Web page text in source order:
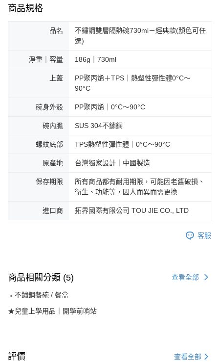
商品規格
品名
不鏽鋼雙層隔熱碗730ml－經典款(顏色可任
選)
淨重｜容量 186g｜730ml
上蓋
PP聚丙烯＋TPS｜熱塑性彈性體0°C～
90°C
碗身外殼 PP聚丙烯｜0°C～90°C
碗内膽 SUS 304不鏽鋼
螺紋底部 TPS熱塑性彈性體｜0°C～90°C
原產地 台灣獨家設計｜中國製造
保存期限
所有商品都有耐用期限，可能因老舊破損、
衛生、功能等，因人而異而需更換
進口商 拓界國際有限公司 TOU JIE CO., LTD
客服
商品相關分類 (5) 查看全部
﹥不鏽鋼餐碗 / 餐盒
★兒童上學用品｜開學前哨站
評價 查看全部